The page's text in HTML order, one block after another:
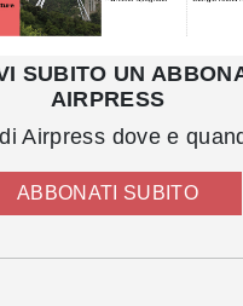
SUBITO UN
AIRPRESS
Airpress dove e
ABBONATI SUBITO